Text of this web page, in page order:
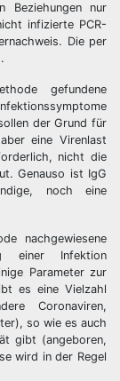
Beziehungen nur
infizierte PCR-
Die per
gefundene
der Grund für
eine Virenlast
nicht die
Genauso ist IgG
noch eine
nachgewiesene
einer Infektion
Parameter zur
es eine Vielzahl
Coronaviren,
so wie es auch
gibt (angeboren,
wird in der Regel